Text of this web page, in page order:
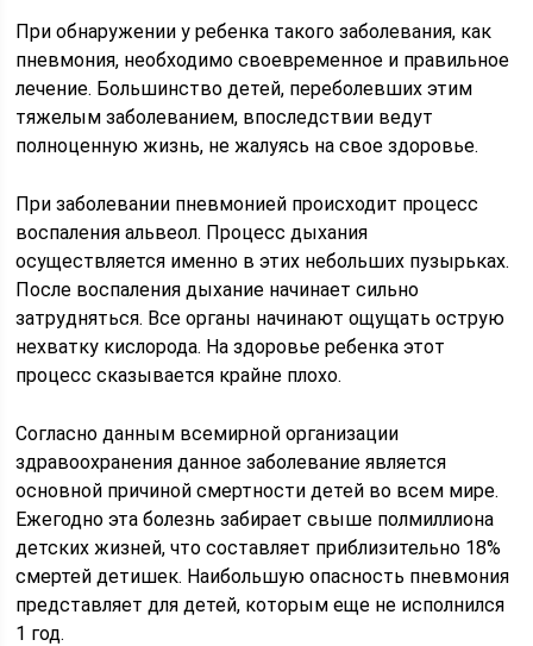
При обнаружении у ребенка такого заболевания, как
пневмония, необходимо своевременное и правильное
лечение. Большинство детей, переболевших этим
тяжелым заболеванием, впоследствии ведут
полноценную жизнь, не жалуясь на свое здоровье.
При заболевании пневмонией происходит процесс
воспаления альвеол. Процесс дыхания
осуществляется именно в этих небольших пузырьках.
После воспаления дыхание начинает сильно
затрудняться. Все органы начинают ощущать острую
нехватку кислорода. На здоровье ребенка этот
процесс сказывается крайне плохо.
Согласно данным всемирной организации
здравоохранения данное заболевание является
основной причиной смертности детей во всем мире.
Ежегодно эта болезнь забирает свыше полмиллиона
детских жизней, что составляет приблизительно 18%
смертей детишек. Наибольшую опасность пневмония
представляет для детей, которым еще не исполнился
1 год.